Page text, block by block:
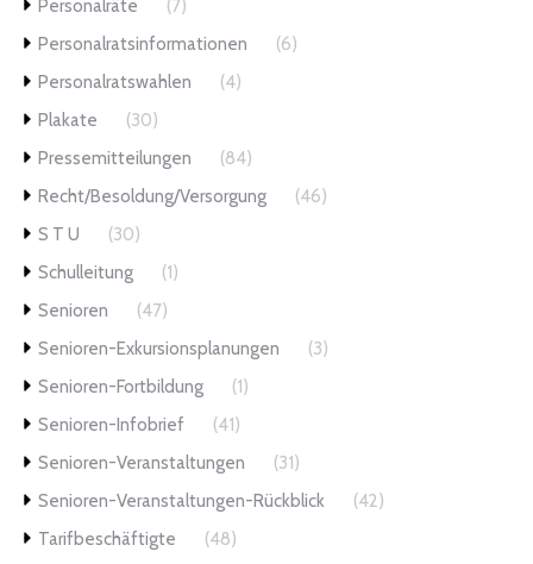
Personalräte
(7)
Personalratsinformationen
(6)
Personalratswahlen
(4)
Plakate
(30)
Pressemitteilungen
(84)
Recht/Besoldung/Versorgung
(46)
S T U
(30)
Schulleitung
(1)
Senioren
(47)
Senioren-Exkursionsplanungen
(3)
Senioren-Fortbildung
(1)
Senioren-Infobrief
(41)
Senioren-Veranstaltungen
(31)
Senioren-Veranstaltungen-Rückblick
(42)
Tarifbeschäftigte
(48)